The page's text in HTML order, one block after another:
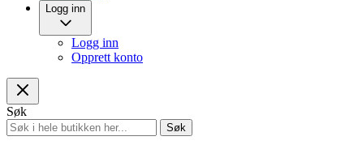
Logg inn
Logg inn
Opprett konto
Søk
Søk